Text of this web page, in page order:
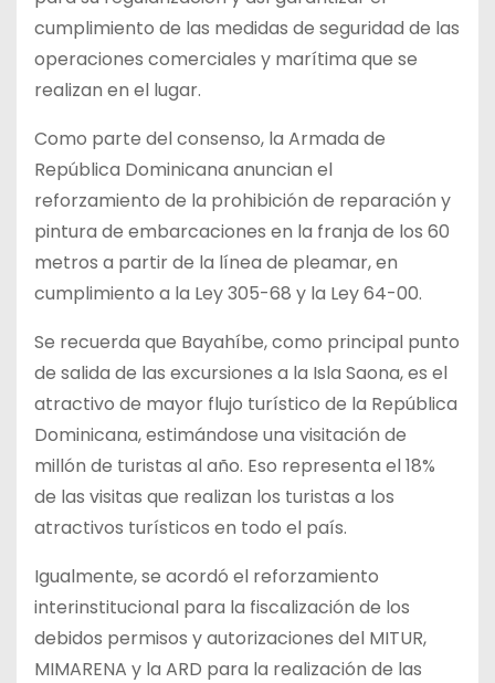
cumplimiento de las medidas de seguridad de las
operaciones comerciales y marítima que se
realizan en el lugar.
Como parte del consenso, la Armada de
República Dominicana anuncian el
reforzamiento de la prohibición de reparación y
pintura de embarcaciones en la franja de los 60
metros a partir de la línea de pleamar, en
cumplimiento a la Ley 305-68 y la Ley 64-00.
Se recuerda que Bayahíbe, como principal punto
de salida de las excursiones a la Isla Saona, es el
atractivo de mayor flujo turístico de la República
Dominicana, estimándose una visitación de
millón de turistas al año. Eso representa el 18%
de las visitas que realizan los turistas a los
atractivos turísticos en todo el país.
Igualmente, se acordó el reforzamiento
interinstitucional para la fiscalización de los
debidos permisos y autorizaciones del MITUR,
MIMARENA y la ARD para la realización de las